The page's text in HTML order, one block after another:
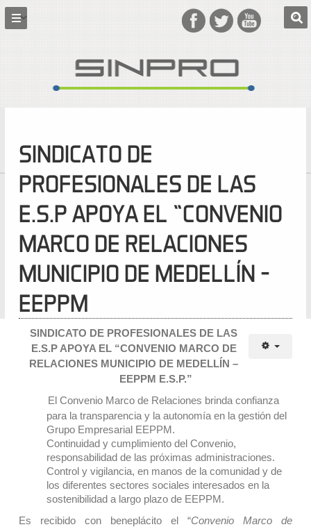
SINDICATO DE
PROFESIONALES DE LAS
E.S.P APOYA EL “CONVENIO
MARCO DE RELACIONES
MUNICIPIO DE MEDELLÍN –
EEPPM
SINDICATO DE PROFESIONALES DE LAS
E.S.P APOYA EL “CONVENIO MARCO DE
RELACIONES MUNICIPIO DE MEDELLÍN –
EEPPM E.S.P.”
El Convenio Marco de Relaciones brinda confianza
para la transparencia y la autonomía en la gestión del
Grupo Empresarial EEPPM.
Continuidad y cumplimiento del Convenio,
responsabilidad de las próximas administraciones.
Control y vigilancia, en manos de la comunidad y de
los diferentes sectores sociales interesados en la
sostenibilidad a largo plazo de EEPPM.
Es recibido con beneplácito el “Convenio Marco de